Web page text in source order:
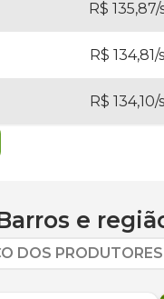
R$ 135,87/
R$ 134,81/
R$ 134,10/
e
DOS PRODUTORES